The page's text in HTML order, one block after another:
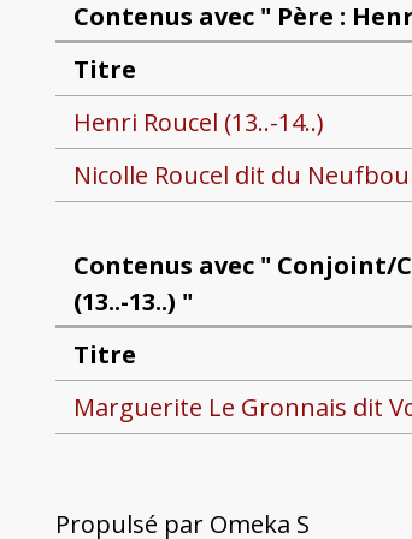
Contenus avec " Père :
Titre
Henri Roucel (13..-14..)
Nicolle Roucel dit du
Contenus avec " Conjoint/
(13..-13..) "
Titre
Marguerite Le Gronnais dit
Propulsé par Omeka S